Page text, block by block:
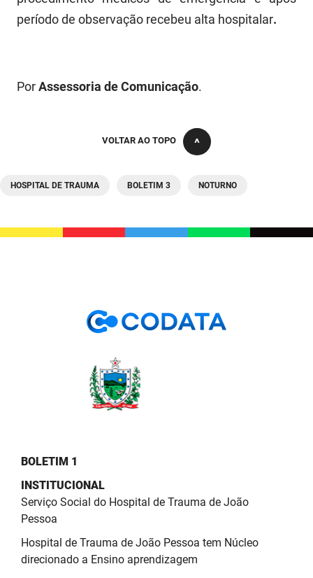
UEPBperíodo de observação recebeu alta hospitalar.
PorAssessoria de Comunicação.
VOLTAR AO TOPO
HOSPITAL DE TRAUMA BOLETIM 3 NOTURNO
BOLETIM 1
INSTITUCIONAL
Serviço Social do Hospital de Trauma de João
Pessoa
Hospital de Trauma de João Pessoa tem Núcleo
direcionado a Ensino aprendizagem